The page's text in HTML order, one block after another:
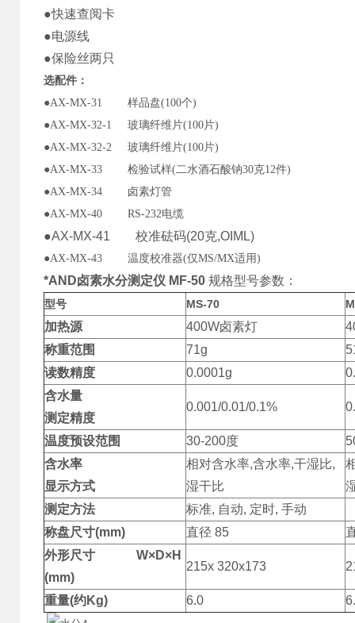
●快速查阅卡
●电源线
●保险丝两只
选配件：
●AX-MX-31 样品盘(100个)
●AX-MX-32-1 玻璃纤维片(100片)
●AX-MX-32-2 玻璃纤维片(100片)
●AX-MX-33 检验试样(二水酒石酸钠30克12件)
●AX-MX-34 卤素灯管
●AX-MX-40 RS-232电缆
●AX-MX-41 校准砝码(20克,OIML)
●AX-MX-43 温度校准器(仅MS/MX适用)
*AND卤素水分测定仪 MF-50 规格型号参数：
型号 MS-70
加热源 400W卤素灯
称重范围
71g
读数精度
0.0001g
含水量
测定精度
0.001/0.01/0.1%
温度预设范围 30-200度
含水率
显示方式
相对含水率,含水率,干湿比,
湿干比
测定方法
标准, 自动, 定时, 手动
称盘尺寸(mm) 直径 85
外形尺寸
W×D×H
(mm)
215x 320x173
重量(约Kg) 6.0